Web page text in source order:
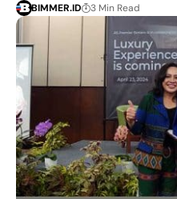
BIMMER.ID 3 Min Read